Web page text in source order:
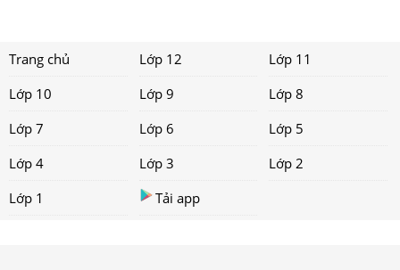
Trang chủ Lớp 12
Lớp 11
Lớp 10
Lớp 9
Lớp 8
Lớp 7
Lớp 6
Lớp 5
Lớp 4
Lớp 3
Lớp 2
Lớp 1
Tải app